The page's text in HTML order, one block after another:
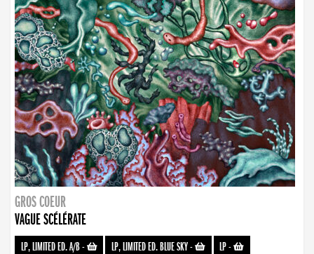
GROS COEUR
VAGUE SCÉLÉRATE
LP, LIMITED ED. A/B- LP, LIMITED ED. BLUE SKY- LP-